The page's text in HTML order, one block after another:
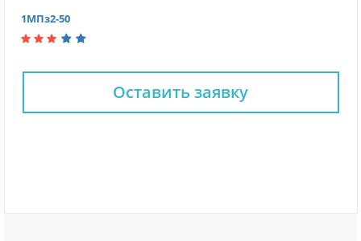
1МПз2-50
Оставить заявку